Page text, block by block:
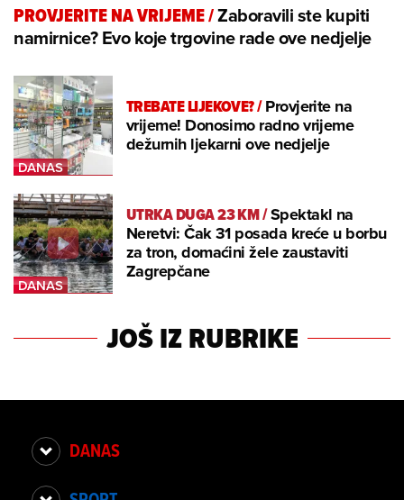
PROVJERITE NA VRIJEME/Zaboravili ste kupiti
namirnice? Evo koje trgovine rade ove nedjelje
TREBATE LIJEKOVE?/Provjerite na
vrijeme! Donosimo radno vrijeme
dežurnih ljekarni ove nedjelje
UTRKA DUGA 23 KM/Spektakl na
Neretvi: Čak 31 posada kreće u borbu
za tron, domaćini žele zaustaviti
Zagrepčane
JOŠ IZ RUBRIKE
DANAS